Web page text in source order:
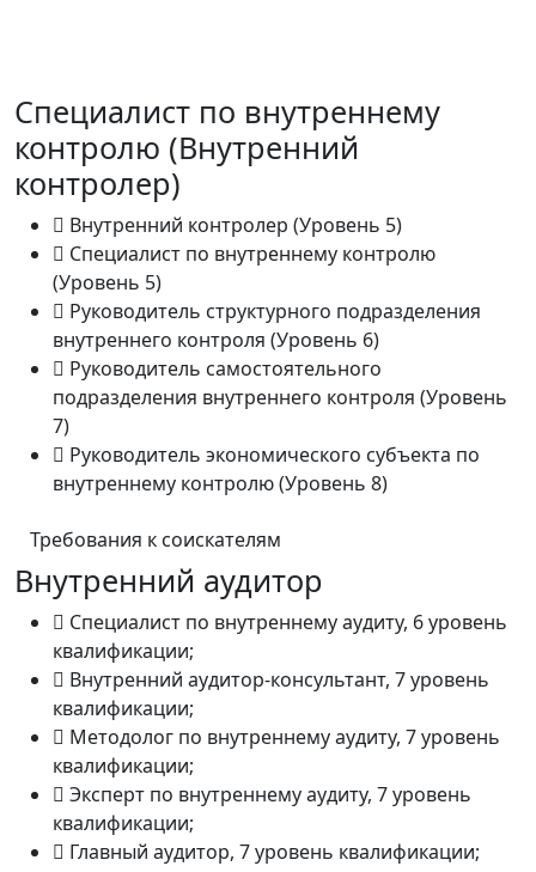
Специалист по внутреннему
контролю (Внутренний
контролер)
Внутренний контролер (Уровень 5)
Специалист по внутреннему контролю
(Уровень 5)
Руководитель структурного подразделения
внутреннего контроля (Уровень 6)
Руководитель самостоятельного
подразделения внутреннего контроля (Уровень
7)
Руководитель экономического субъекта по
внутреннему контролю (Уровень 8)
Требования к соискателям
Внутренний аудитор
Специалист по внутреннему аудиту, 6 уровень
квалификации;
Внутренний аудитор-консультант, 7 уровень
квалификации;
Методолог по внутреннему аудиту, 7 уровень
квалификации;
Эксперт по внутреннему аудиту, 7 уровень
квалификации;
Главный аудитор, 7 уровень квалификации;